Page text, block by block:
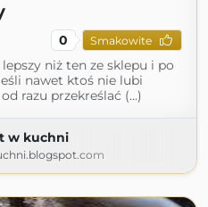
0 Smakowite
niż ten ze sklepu i po
nawet ktoś nie lubi
razu przekreślać (...)
w kuchni